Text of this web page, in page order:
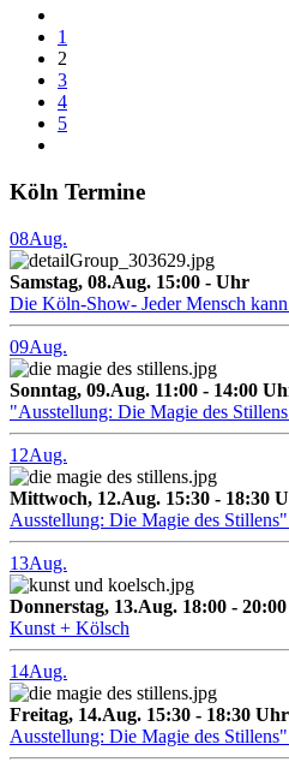
1
2
3
4
5
Köln Termine
08Aug.
Samstag, 08.Aug. 15:00 - Uhr
Die Köln-Show- Jeder Mensch
09Aug.
Sonntag, 09.Aug. 11:00 - 14:00
"Ausstellung: Die Magie des
12Aug.
Mittwoch, 12.Aug. 15:30 - 18:30
Ausstellung: Die Magie des
13Aug.
Donnerstag, 13.Aug. 18:00 -
Kunst + Kölsch
14Aug.
Freitag, 14.Aug. 15:30 - 18:30 Uhr
Ausstellung: Die Magie des